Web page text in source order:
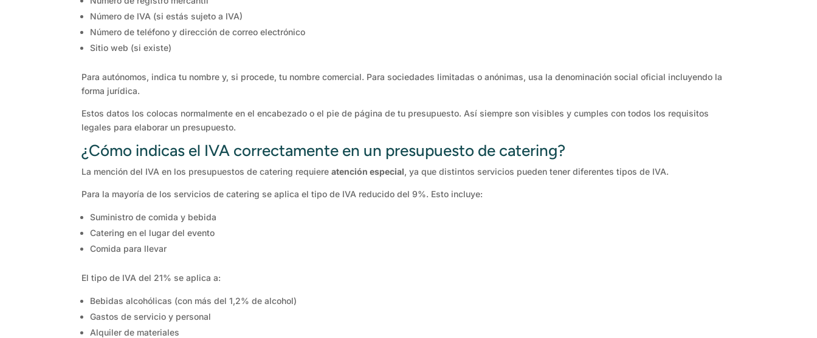
Número de IVA (si estás sujeto a IVA)
Número de teléfono y dirección de correo electrónico
Sitio web (si existe)
Para autónomos, indica tu nombre y, si procede, tu nombre comercial. Para sociedades limitadas o anónimas, usa la denominación social oficial incluyendo la
forma jurídica.
Estos datos los colocas normalmente en el encabezado o el pie de página de tu presupuesto. Así siempre son visibles y cumples con todos los requisitos
legales para elaborar un presupuesto.
¿Cómo indicas el IVA correctamente en un presupuesto de catering?
La mención del IVA en los presupuestos de catering requiereatención especial, ya que distintos servicios pueden tener diferentes tipos de IVA.
Para la mayoría de los servicios de catering se aplica el tipo de IVA reducido del 9%. Esto incluye:
Suministro de comida y bebida
Catering en el lugar del evento
Comida para llevar
El tipo de IVA del 21% se aplica a:
Bebidas alcohólicas (con más del 1,2% de alcohol)
Gastos de servicio y personal
Alquiler de materiales